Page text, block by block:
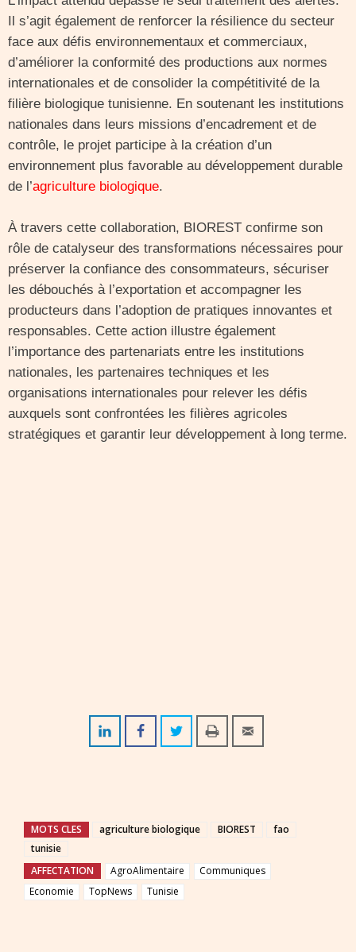
Il s’agit également de renforcer la résilience du secteur
face aux défis environnementaux et commerciaux,
d’améliorer la conformité des productions aux normes
internationales et de consolider la compétitivité de la
filière biologique tunisienne. En soutenant les institutions
nationales dans leurs missions d’encadrement et de
contrôle, le projet participe à la création d’un
environnement plus favorable au développement durable
de l’agriculture biologique.
À travers cette collaboration, BIOREST confirme son
rôle de catalyseur des transformations nécessaires pour
préserver la confiance des consommateurs, sécuriser
les débouchés à l’exportation et accompagner les
producteurs dans l’adoption de pratiques innovantes et
responsables. Cette action illustre également
l’importance des partenariats entre les institutions
nationales, les partenaires techniques et les
organisations internationales pour relever les défis
auxquels sont confrontées les filières agricoles
stratégiques et garantir leur développement à long terme.
MOTS CLES agriculture biologique BIOREST
fao
tunisie
AFFECTATION
AgroAlimentaire
Communiques
Economie
TopNews Tunisie